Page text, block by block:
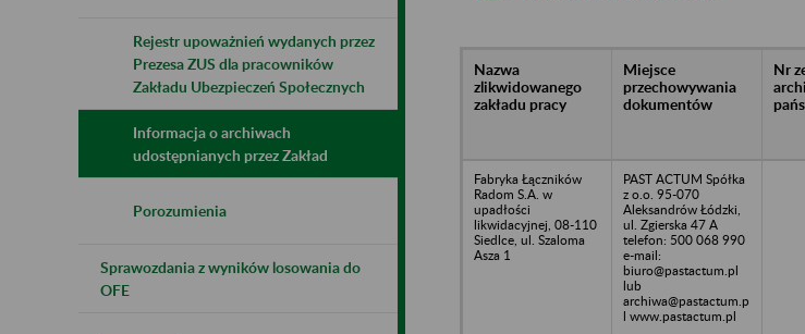
Rejestr upoważnień wydanych przez
Prezesa ZUS dla pracowników
Zakładu Ubezpieczeń Społecznych
Informacja o archiwach
udostępnianych przez Zakład
Porozumienia
Sprawozdania z wyników losowania do
OFE
Nazwa
zlikwidowanego
zakładu pracy
Miejsce
przechowywania
dokumentów
Nr
Fabryka Łączników
Radom S.A. w
upadłości
likwidacyjnej, 08-110
Siedlce, ul. Szaloma
Asza 1
PAST ACTUM Spółka
z o.o. 95-070
Aleksandrów Łódzki,
ul. Zgierska 47 A
telefon: 500 068 990
e-mail:
biuro@pastactum.pl
lub
archiwa@pastactum.p
l www.pastactum.pl